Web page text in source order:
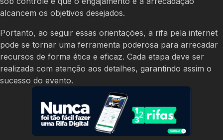
alcancem os objetivos desejados.
Portanto, ao seguir essas orientações, a rifa pela internet
pode se tornar uma ferramenta poderosa para arrecadar
recursos de forma ética e eficaz. Cada etapa deve ser
realizada com atenção aos detalhes, garantindo assim o
sucesso do evento.